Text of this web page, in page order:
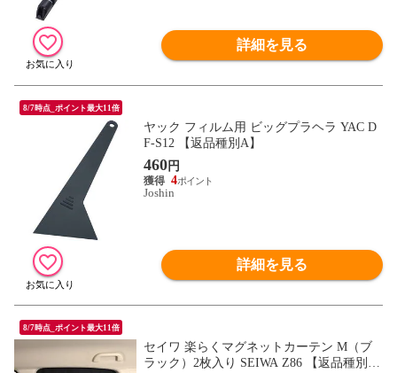
詳細を見る
8/7時点_ポイント最大11倍
ヤック フィルム用 ビッグプラヘラ YAC D
F-S12 【返品種別A】
460円
4
Joshin
詳細を見る
8/7時点_ポイント最大11倍
セイワ 楽らくマグネットカーテン M（ブ
ラック）2枚入り SEIWA Z86 【返品種別